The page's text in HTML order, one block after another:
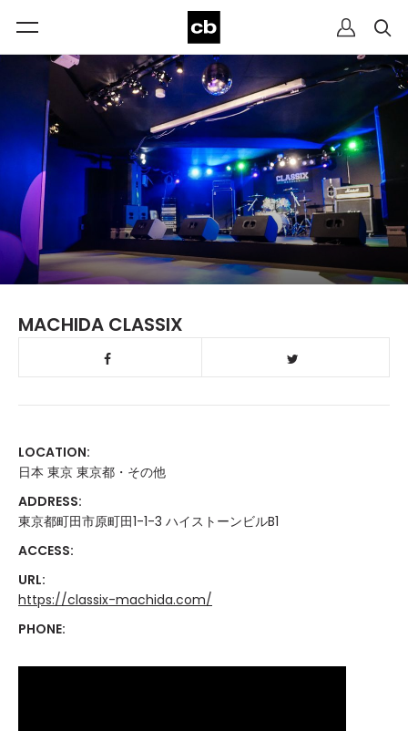
MACHIDA CLASSIX
LOCATION:
日本 東京 東京都・その他
ADDRESS:
東京都町田市原町田1-1-3 ハイストーンビルB1
ACCESS:
URL:
https://classix-machida.com/
PHONE: